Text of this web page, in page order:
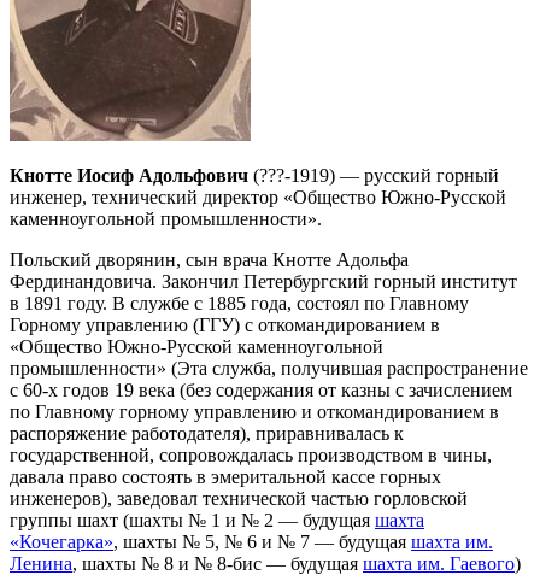
Кнотте Иосиф Адольфович (???-1919) — русский горный
инженер, технический директор «Общество Южно-Русской
каменноугольной промышленности».
Польский дворянин, сын врача Кнотте Адольфа
Фердинандовича. Закончил Петербургский горный институт
в 1891 году. В службе с 1885 года, состоял по Главному
Горному управлению (ГГУ) с откомандированием в
«Общество Южно-Русской каменноугольной
промышленности» (Эта служба, получившая распространение
с 60-х годов 19 века (без содержания от казны с зачислением
по Главному горному управлению и откомандированием в
распоряжение работодателя), приравнивалась к
государственной, сопровождалась производством в чины,
давала право состоять в эмеритальной кассе горных
инженеров), заведовал технической частью горловской
группы шахт (шахты № 1 и № 2 — будущая шахта
«Кочегарка», шахты № 5, № 6 и № 7 — будущая шахта им.
Ленина, шахты № 8 и № 8-бис — будущая шахта им. Гаевого)